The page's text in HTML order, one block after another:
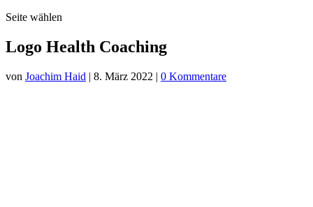
Seite wählen
Logo Health Coaching
von Joachim Haid | 8. März 2022 | 0 Kommentare